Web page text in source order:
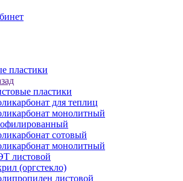
пластики
пластики
для теплиц
монолитный
сотовый
монолитный
листовой
(оргстекло)
листовой